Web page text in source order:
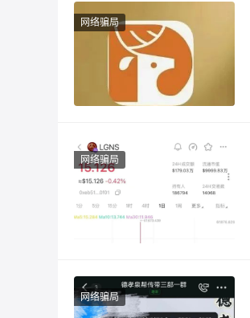
网络骗局
网络骗局
网络骗局